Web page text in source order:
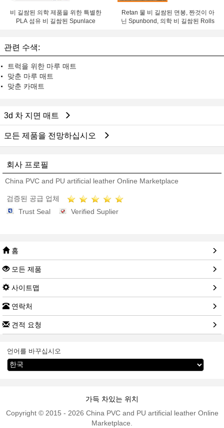
비 길쌈된 의학 제품을 위한 특별한
PLA 섬유 비 길쌈된 Spunlace
Retan 물 비 길쌈된 면봉, 짠것이 아
닌 Spunbond, 의학 비 길쌈된 Rolls
관련 수색:
트럭을 위한 마루 매트
맞춘 마루 매트
맞춘 카매트
3d 차 지면 매트
모든 제품을 전망하십시오
회사 프로필
China PVC and PU artificial leather Online Marketplace
검증된 공급 업체
Trust Seal
Verified Suplier
홈
모든 제품
사이트맵
연락처
견적 요청
언어를 바꾸십시오
가득 차있는 위치
Copyright © 2015 - 2026 China PVC and PU artificial leather Online
Marketplace.